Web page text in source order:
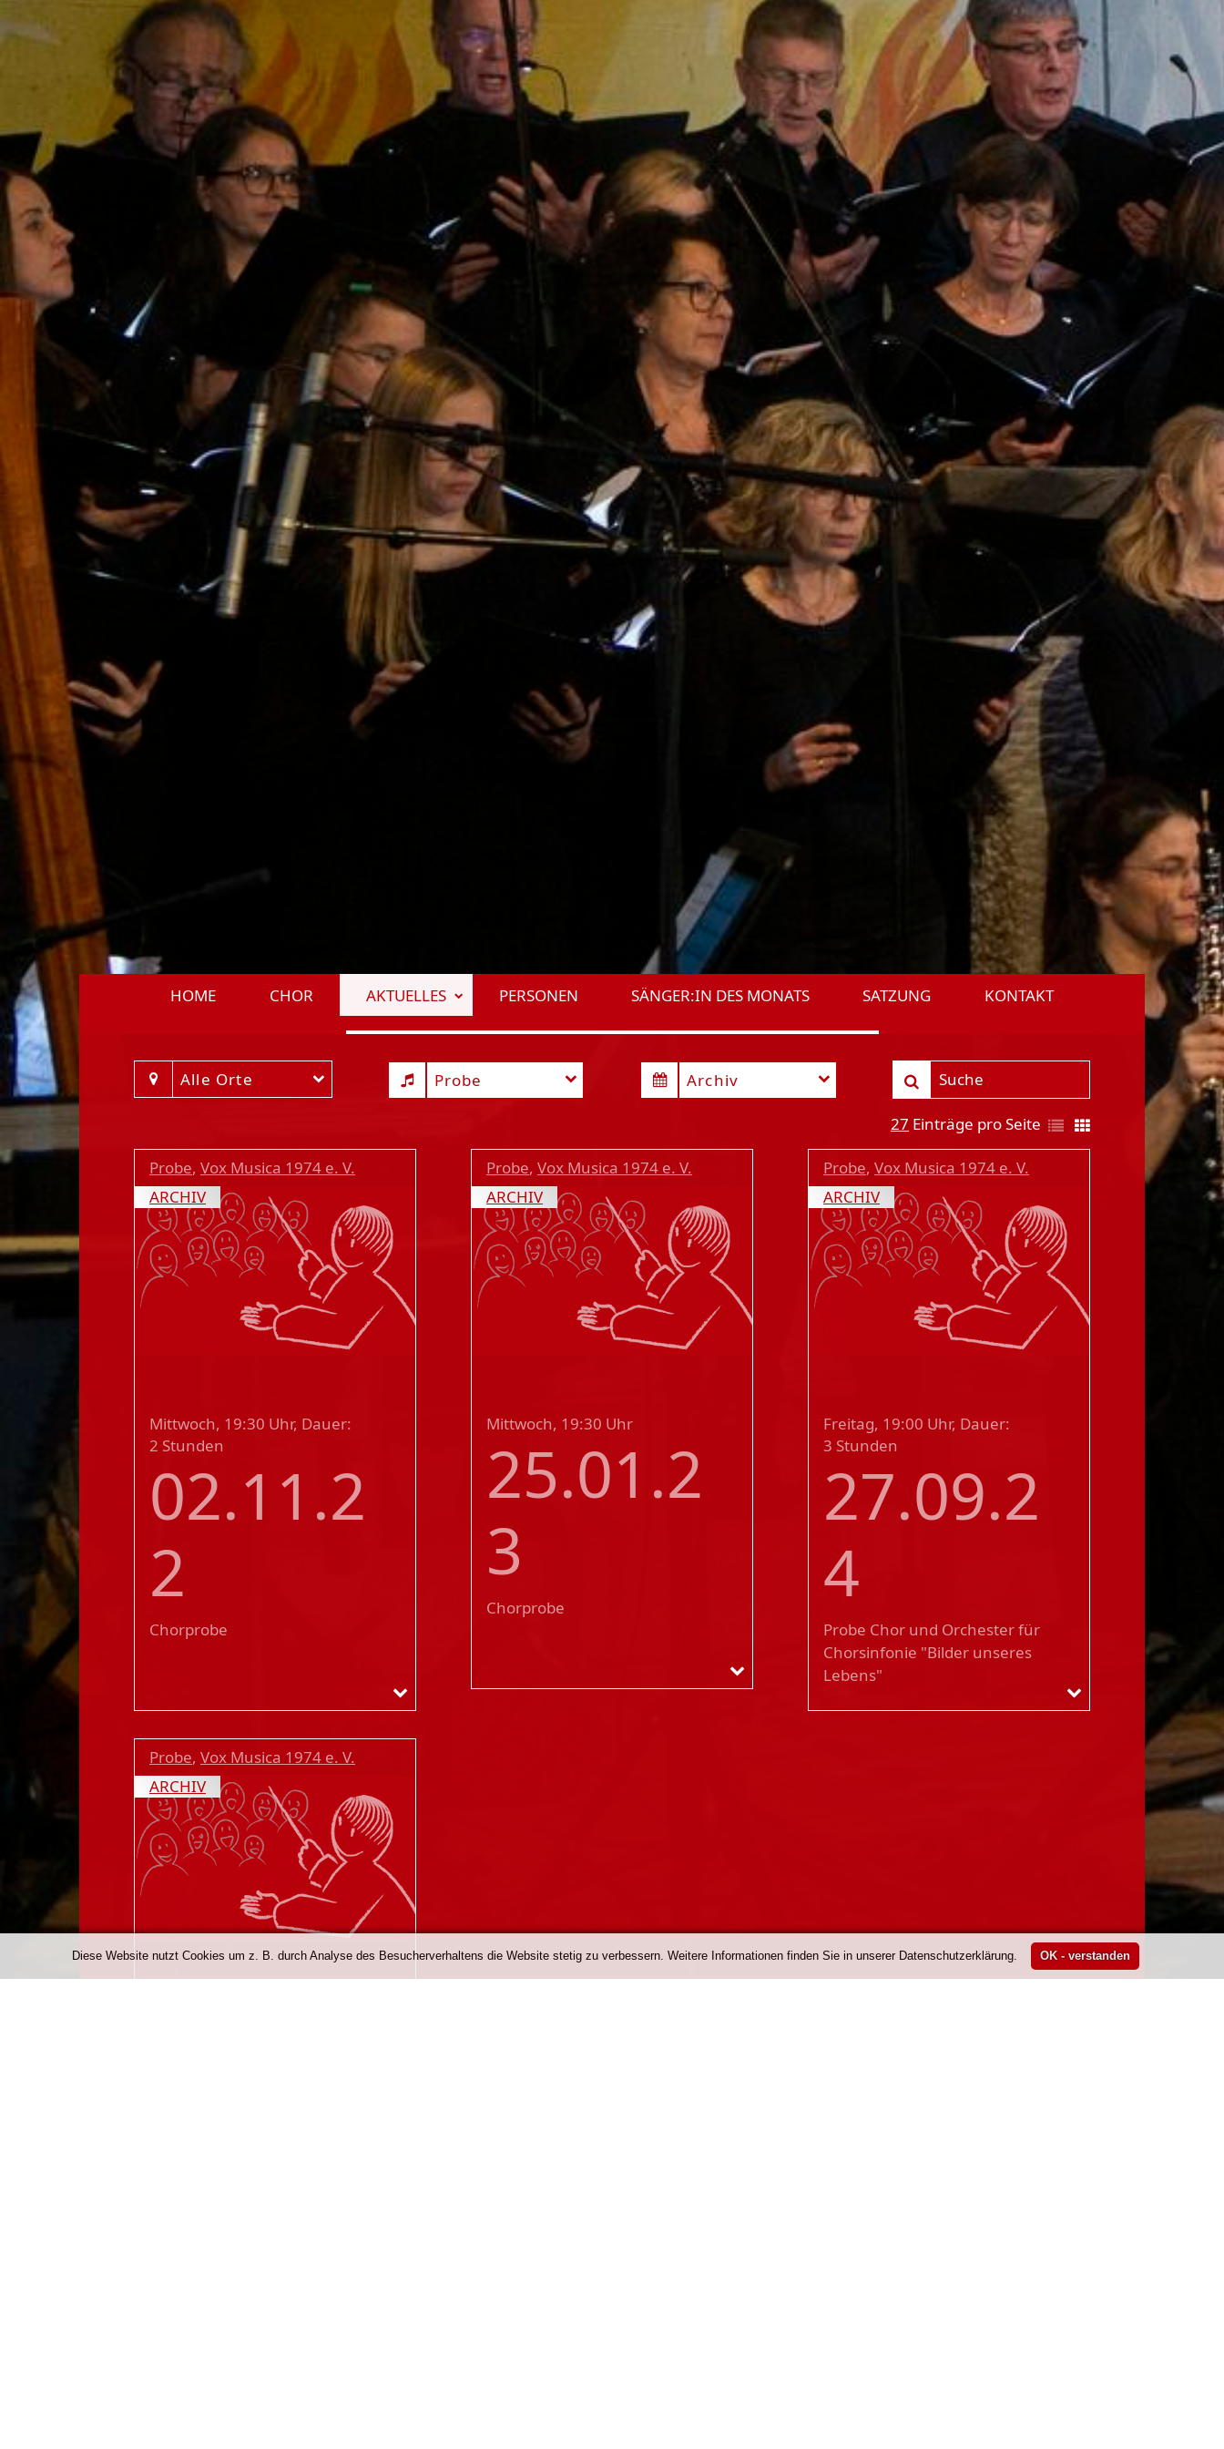
HOME CHOR AKTUELLES PERSONEN SÄNGER:IN DES MONATS SATZUNG KONTAKT
Alle Orte Probe Archiv
27 Einträge pro Seite
Probe, Vox Musica 1974 e. V.
ARCHIV
Mittwoch, 19:30 Uhr, Dauer:
2 Stunden
02.11.2
2
Chorprobe
Probe, Vox Musica 1974 e. V.
ARCHIV
Probe, Vox Musica 1974 e. V.
ARCHIV
Mittwoch, 19:30 Uhr
25.01.2
3
Chorprobe
Probe, Vox Musica 1974 e. V.
ARCHIV
Freitag, 19:00 Uhr, Dauer:
3 Stunden
27.09.2
4
Probe Chor und Orchester für
Chorsinfonie "Bilder unseres
Lebens"
Diese Website nutzt Cookies um z. B. durch Analyse des Besucherverhaltens die Website stetig zu verbessern. Weitere Informationen finden Sie in unserer Datenschutzerklärung.